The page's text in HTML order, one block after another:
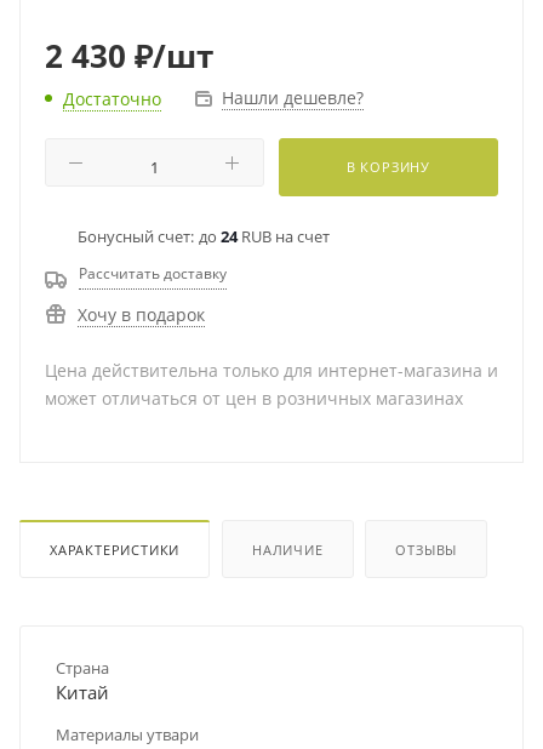
2 430 ₽/шт
Достаточно Нашли дешевле?
В КОРЗИНУ
Бонусный счет: до 24RUB на счет
Рассчитать доставку
Хочу в подарок
Цена действительна только для интернет-магазина и
может отличаться от цен в розничных магазинах
ХАРАКТЕРИСТИКИ НАЛИЧИЕ ОТЗЫВЫ
Страна
Китай
Материалы утвари